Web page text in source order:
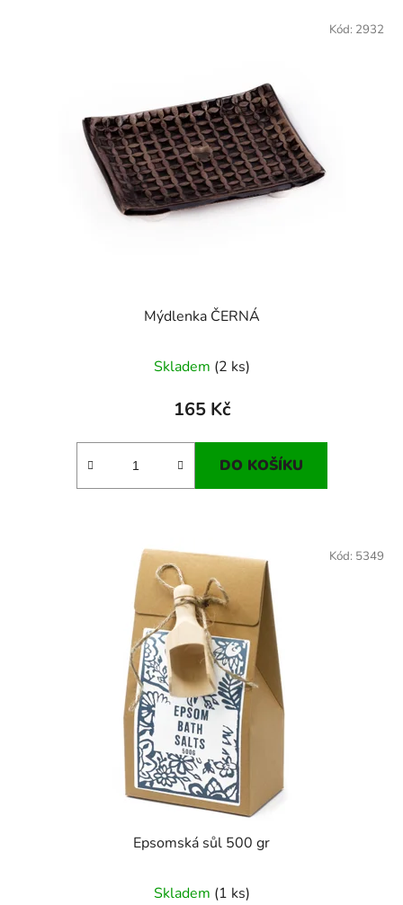
Mýdlenka ČERNÁ
Skladem (2 ks)
165 Kč
DO KOŠÍKU
Kód: 2932
Epsomská sůl 500 gr
Skladem (1 ks)
Kód: 5349